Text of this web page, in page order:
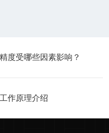
度受哪些因素影响？
作原理介绍